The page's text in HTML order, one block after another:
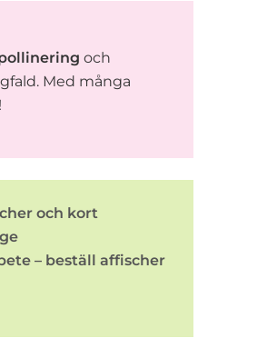
och
Med många
– beställ affischer